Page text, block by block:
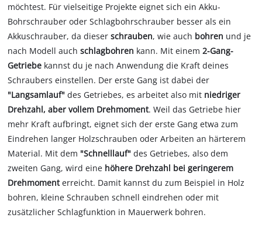
möchtest. Für vielseitige Projekte eignet sich ein Akku-
Bohrschrauber oder Schlagbohrschrauber besser als ein
Akkuschrauber, da dieserschrauben, wie auch bohren und je
nach Modell auchschlagbohren kann. Mit einem 2-Gang-
Getriebe kannst du je nach Anwendung die Kraft deines
Schraubers einstellen. Der erste Gang ist dabei der
"Langsamlauf"des Getriebes, es arbeitet also mit niedriger
Drehzahl, aber vollem Drehmoment. Weil das Getriebe hier
mehr Kraft aufbringt, eignet sich der erste Gang etwa zum
Eindrehen langer Holzschrauben oder Arbeiten an härterem
Material. Mit dem "Schnelllauf" des Getriebes, also dem
zweiten Gang, wird eine höhere Drehzahl bei geringerem
Drehmomenterreicht. Damit kannst du zum Beispiel in Holz
bohren, kleine Schrauben schnell eindrehen oder mit
zusätzlicher Schlagfunktion in Mauerwerk bohren.